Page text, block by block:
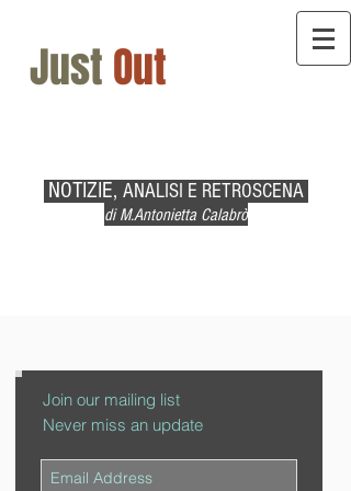
NOTIZIE, ANALISI E RETROSCENA
di M.Antonietta Calabrò
JustOut
Join our mailing list
Never miss an update